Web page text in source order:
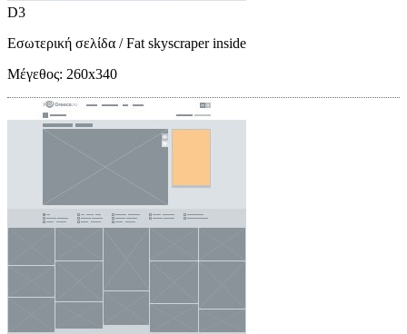
D3
Εσωτερική σελίδα / Fat skyscraper inside
Μέγεθος: 260x340